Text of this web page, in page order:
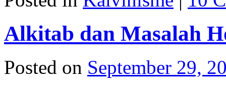
Alkitab dan Masalah
Posted on September 29,